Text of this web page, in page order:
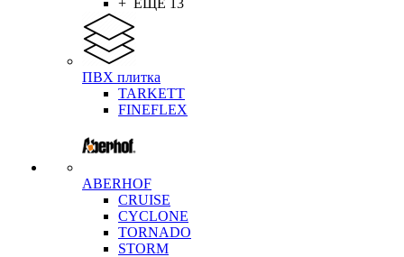
+ ЕЩЕ 13
ПВХ плитка
TARKETT
FINEFLEX
ABERHOF
CRUISE
CYCLONE
TORNADO
STORM